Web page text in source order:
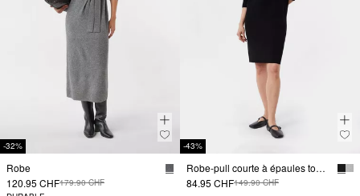
-32%
Robe
120.95 CHF179.90 CHF
-43%
Robe-pull courte à épaules tombantes, en viscose mélangée
84.95 CHF149.90 CHF